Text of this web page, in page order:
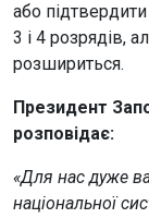
або
3 і 4 розрядів,
розшириться.
Президент
розповідає:
«Для нас дуже
національної